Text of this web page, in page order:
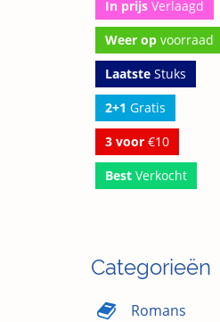
In prijs Verlaagd
Weer op voorraad
Laatste Stuks
2+1 Gratis
3 voor €10
Best Verkocht
Categorieën
Romans